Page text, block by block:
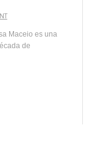
Maceio es una
de